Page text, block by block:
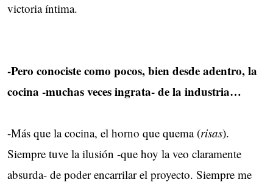
victoria íntima.
-Pero conociste como pocos, bien desde adentro, la
cocina -muchas veces ingrata- de la industria…
-Más que la cocina, el horno que quema (risas).
Siempre tuve la ilusión -que hoy la veo claramente
absurda- de poder encarrilar el proyecto. Siempre me